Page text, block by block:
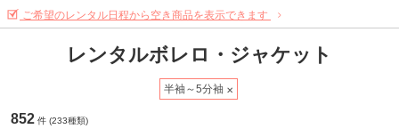
ご希望のレンタル日程から空き商品を表示できます
レンタルボレロ・ジャケット
半袖～5分袖
852 件 (233種類)